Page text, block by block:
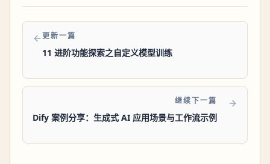
更新一篇
11 进阶功能探索之自定义模型训练
继续下一篇
Dify 案例分享：生成式 AI 应用场景与工作流示例